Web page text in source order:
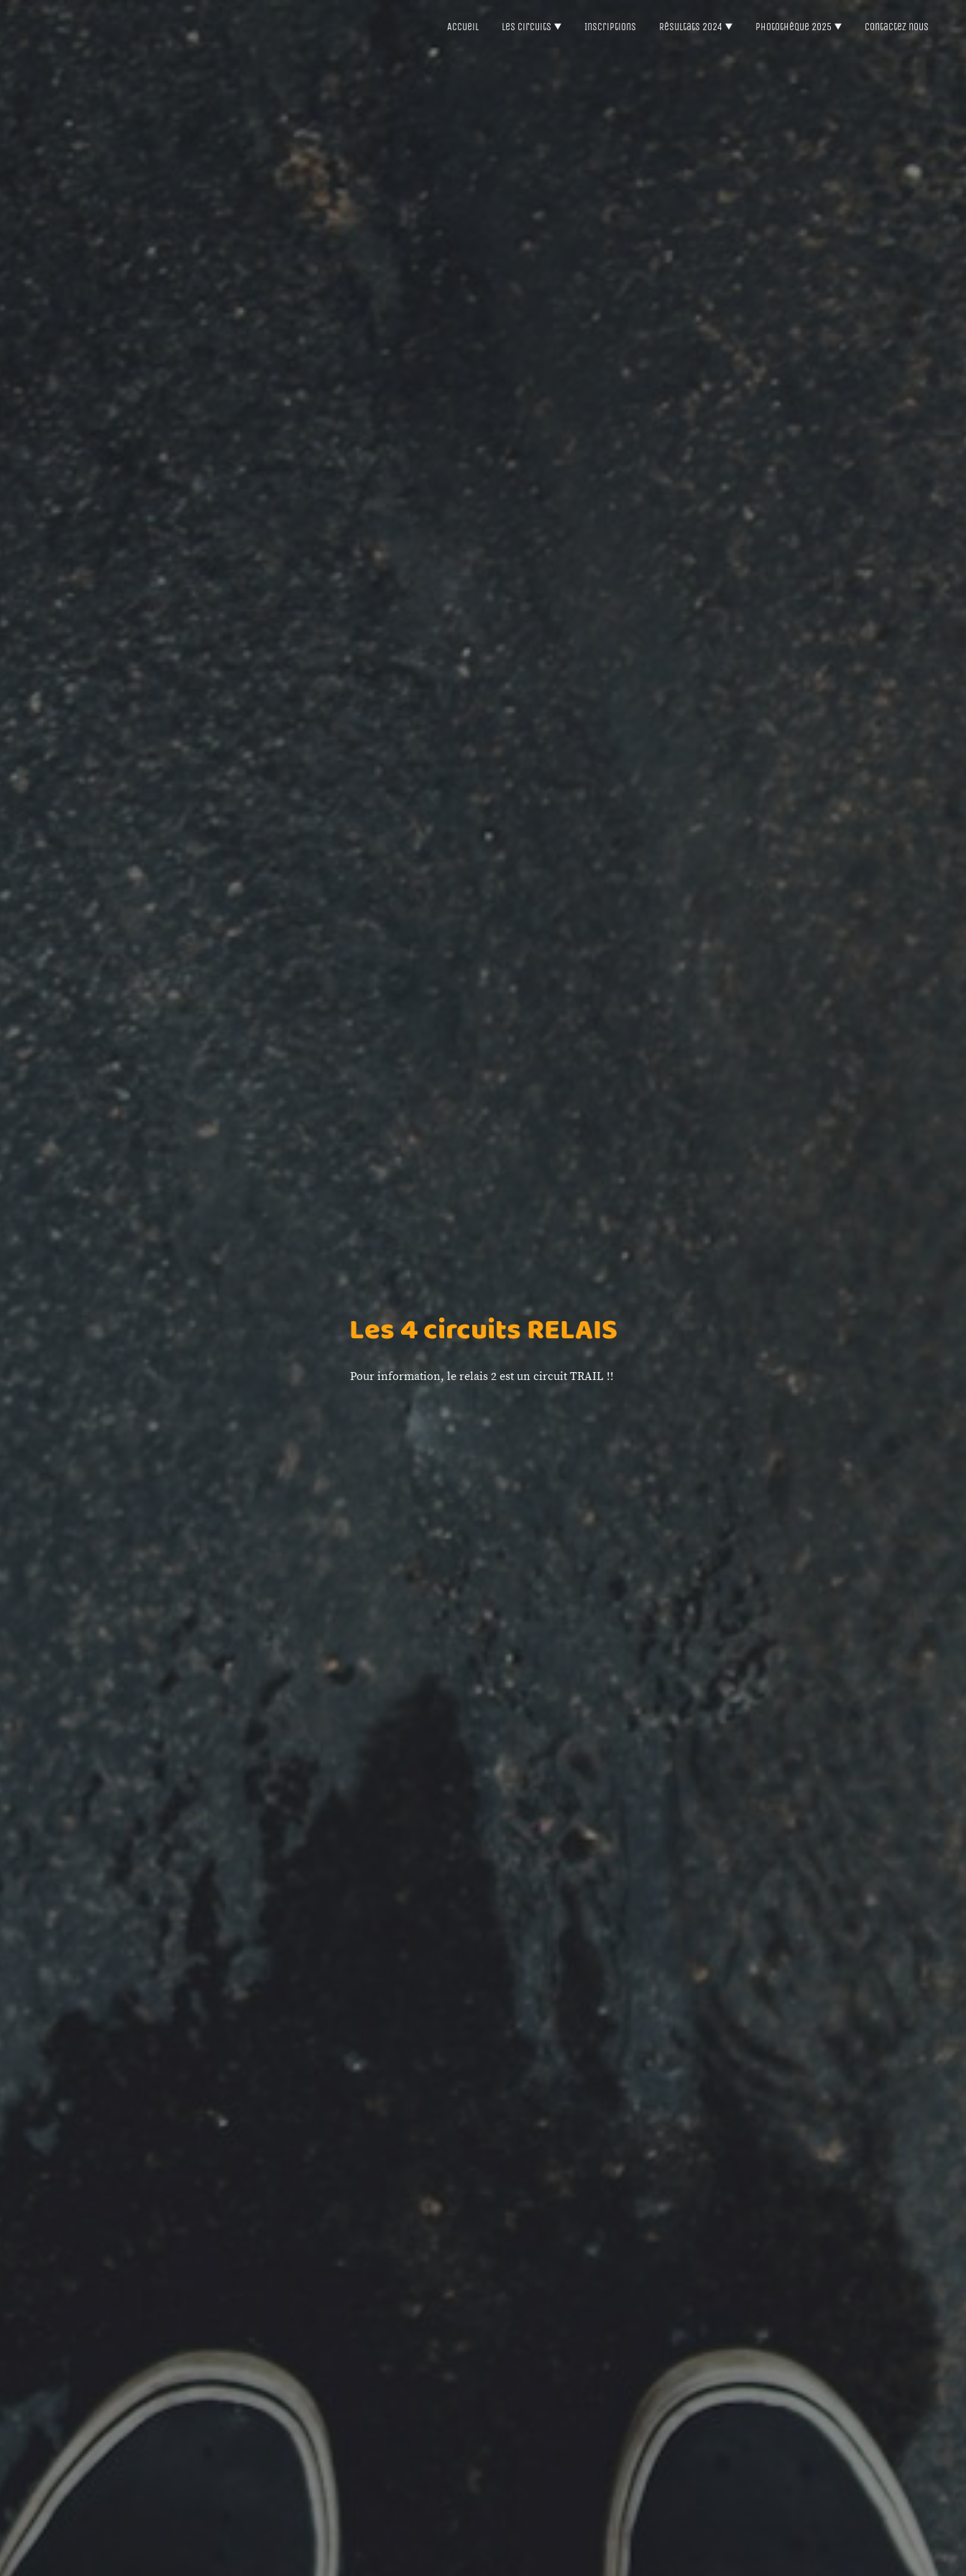
Accueil Les circuits Inscriptions Résultats 2024 Photothèque 2025 Contactez nous
Les 4 circuits RELAIS
Pour information, le relais 2 est un circuit TRAIL !!